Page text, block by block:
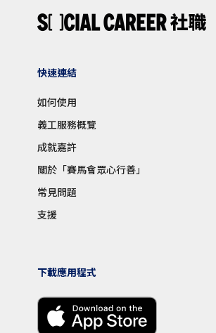
快速連結
如何使用
義工服務概覽
成就嘉許
關於「賽馬會眾心行善」
常見問題
支援
下載應用程式